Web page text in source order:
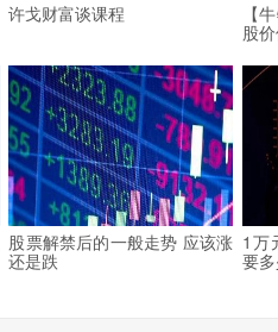
许戈财富谈课程
【
股
股票解禁后的一般走势 应该涨
还是跌
1万
要